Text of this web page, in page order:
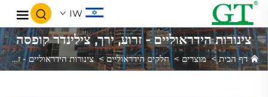
IW
צינורות הידראוליים - זרוע, ירך, צילינדר קופסה
דף הבית>מוצרים > חלקים הידראוליים>צינורות הידראוליים - זרוע, ירך, צילינדר קופסה